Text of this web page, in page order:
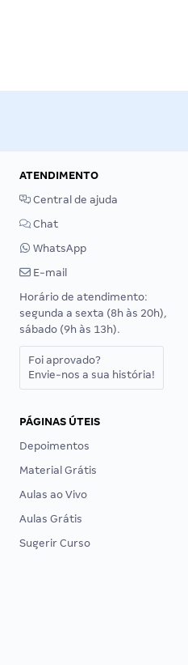
ATENDIMENTO
Central de ajuda
Chat
WhatsApp
E-mail
Horário de atendimento:
segunda a sexta (8h às 20h),
sábado (9h às 13h).
Foi aprovado?
Envie-nos a sua história!
PÁGINAS ÚTEIS
Depoimentos
Material Grátis
Aulas ao Vivo
Aulas Grátis
Sugerir Curso